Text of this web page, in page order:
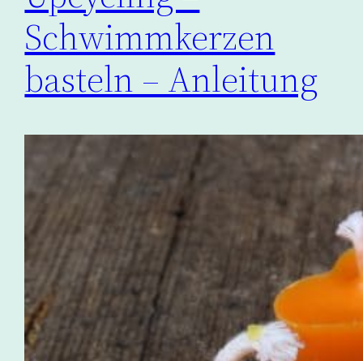
Schwimmkerzen
basteln – Anleitung